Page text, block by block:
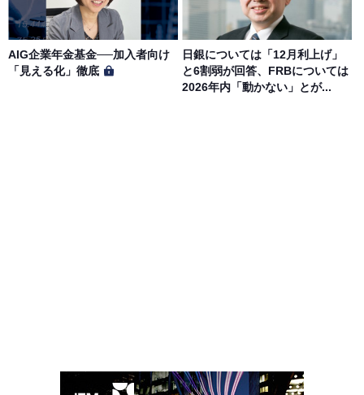
AIG企業年金基金──加入者向け
「見える化」徹底
日銀については「12月利上げ」
と6割弱が回答、FRBについては
2026年内「動かない」とが...